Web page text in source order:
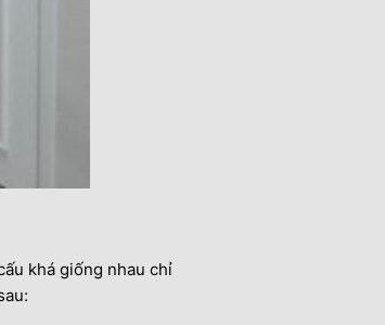
khá giống nhau chỉ